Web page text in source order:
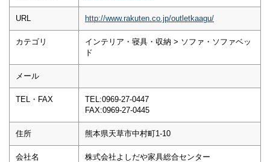
URL http://www.rakuten.co.jp/outletkaagu/
カテゴリ
インテリア・寝具・収納 > ソファ・ソファベッ
ド
メール
TEL・FAX
TEL:0969-27-0447
FAX:0969-27-0445
住所 熊本県天草市中村町1-10
会社名 株式会社よしだや家具総合センター